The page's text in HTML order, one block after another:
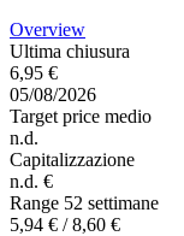
Overview
Ultima chiusura
6,95 €
05/08/2026
Target price medio
n.d.
Capitalizzazione
n.d. €
Range 52 settimane
5,94 € / 8,60 €